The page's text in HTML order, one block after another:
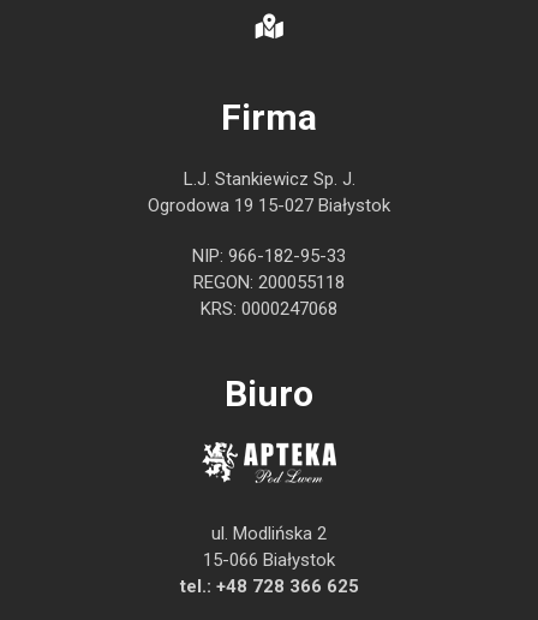
Firma
L.J. Stankiewicz Sp. J.
Ogrodowa 19 15-027 Białystok
NIP: 966-182-95-33
REGON: 200055118
KRS: 0000247068
Biuro
ul. Modlińska 2
15-066 Białystok
tel.: +48 728 366 625